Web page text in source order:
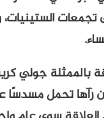
تجمعات
بالممثلة جولي
رآها تحمل